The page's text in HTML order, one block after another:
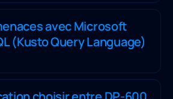
avec Microsoft
(Kusto Query Language)